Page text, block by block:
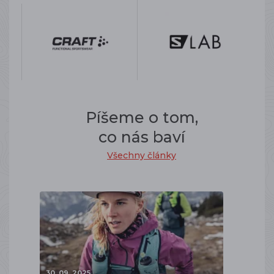
Píšeme o tom,
co nás baví
Všechny články